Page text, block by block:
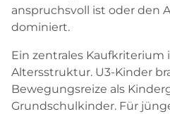
anspruchsvoll ist oder den
dominiert.
Ein zentrales Kaufkriterium
Altersstruktur. U3-Kinder
Bewegungsreize als
Grundschulkinder. Für